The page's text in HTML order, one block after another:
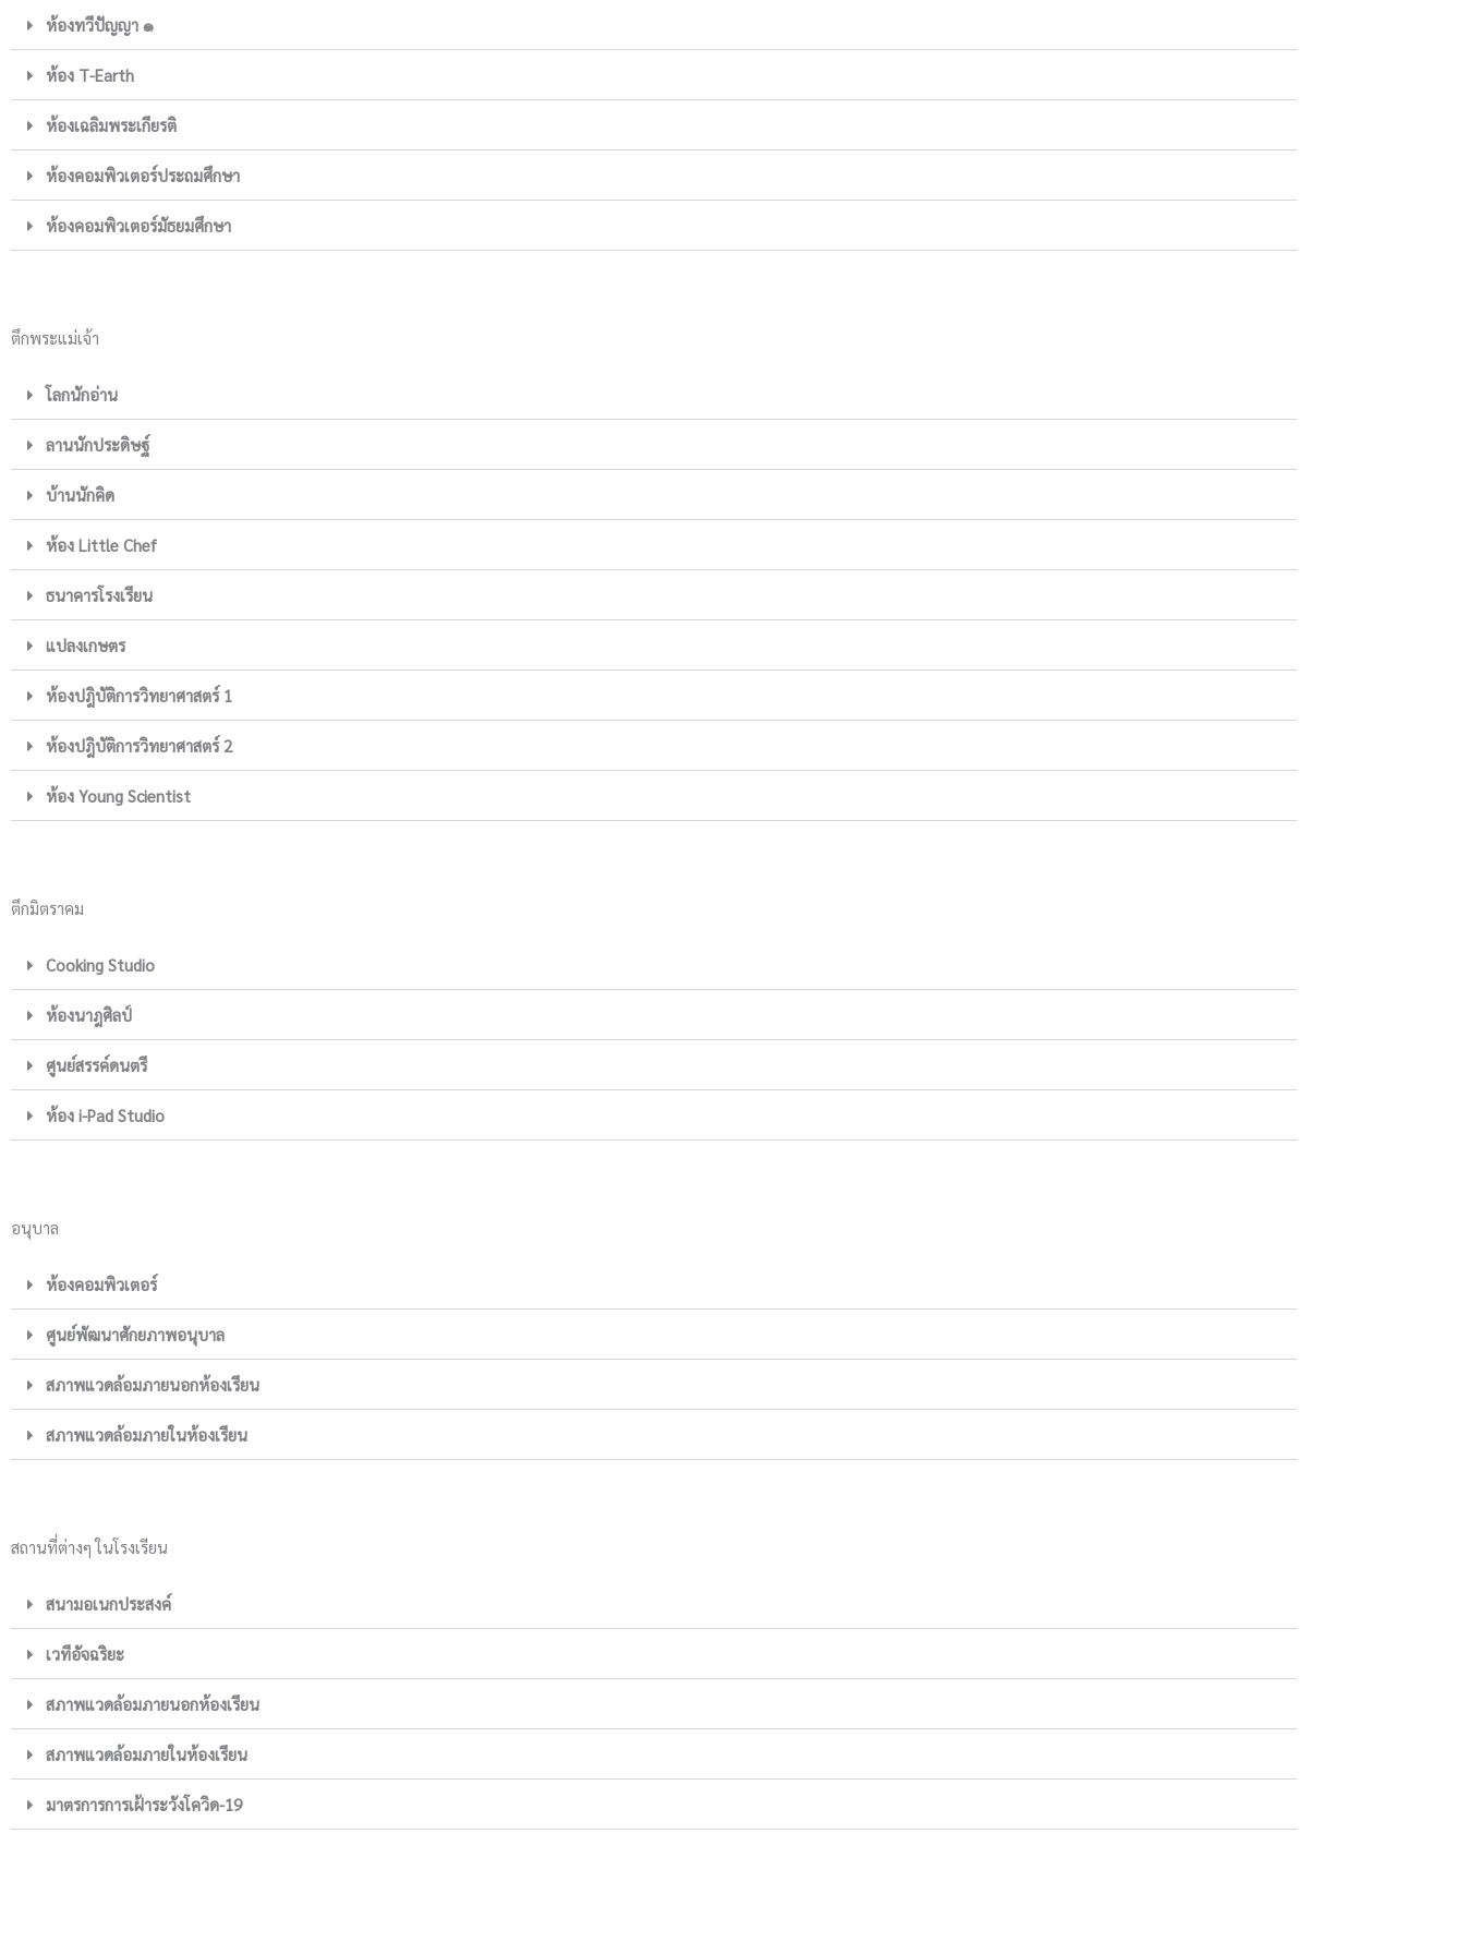
ห้องทวีปัญญา ๑
ห้อง T-Earth
ห้องเฉลิมพระเกียรติ
ห้องคอมพิวเตอร์ประถมศึกษา
ห้องคอมพิวเตอร์มัธยมศึกษา
ตึกพระแม่เจ้า
โลกนักอ่าน
ลานนักประดิษฐ์
บ้านนักคิด
ห้อง Little Chef
ธนาคารโรงเรียน
แปลงเกษตร
ห้องปฎิบัติการวิทยาศาสตร์ 1
ห้องปฎิบัติการวิทยาศาสตร์ 2
ห้อง Young Scientist
ตึกมิตราคม
Cooking Studio
ห้องนาฎศิลป์
ศูนย์สรรค์ดนตรี
ห้อง i-Pad Studio
อนุบาล
ห้องคอมพิวเตอร์
ศูนย์พัฒนาศักยภาพอนุบาล
สภาพแวดล้อมภายนอกห้องเรียน
สภาพแวดล้อมภายในห้องเรียน
สถานที่ต่างๆ ในโรงเรียน
สนามอเนกประสงค์
เวทีอัจฉริยะ
สภาพแวดล้อมภายนอกห้องเรียน
สภาพแวดล้อมภายในห้องเรียน
มาตรการการเฝ้าระวังโควิด-19